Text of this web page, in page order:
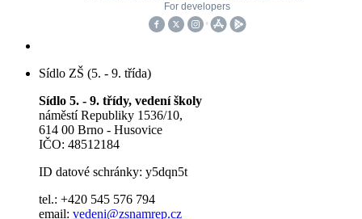
Sídlo ZŠ (5. - 9. třída)
Sídlo 5. - 9. třídy, vedení školy
náměstí Republiky 1536/10,
614 00 Brno - Husovice
IČO: 48512184
ID datové schránky: y5dqn5t
tel.: +420 545 576 794
email: vedeni@zsnamrep.cz